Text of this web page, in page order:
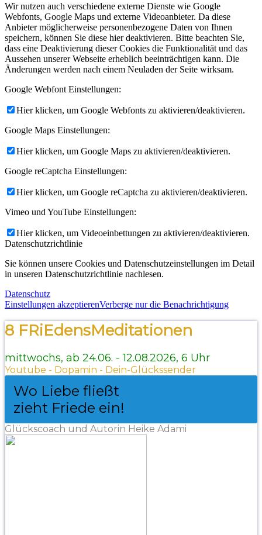
Wir nutzen auch verschiedene externe Dienste wie Google
Webfonts, Google Maps und externe Videoanbieter. Da diese
Anbieter möglicherweise personenbezogene Daten von Ihnen
speichern, können Sie diese hier deaktivieren. Bitte beachten Sie,
dass eine Deaktivierung dieser Cookies die Funktionalität und das
Aussehen unserer Webseite erheblich beeinträchtigen kann. Die
Änderungen werden nach einem Neuladen der Seite wirksam.
Google Webfont Einstellungen:
Hier klicken, um Google Webfonts zu aktivieren/deaktivieren.
Google Maps Einstellungen:
Hier klicken, um Google Maps zu aktivieren/deaktivieren.
Google reCaptcha Einstellungen:
Hier klicken, um Google reCaptcha zu aktivieren/deaktivieren.
Vimeo und YouTube Einstellungen:
Hier klicken, um Videoeinbettungen zu aktivieren/deaktivieren.
Datenschutzrichtlinie
Sie können unsere Cookies und Datenschutzeinstellungen im Detail
in unseren Datenschutzrichtlinie nachlesen.
Datenschutz
Einstellungen akzeptierenVerberge nur die Benachrichtigung
8 FRiEdensMeditationen
mittwochs, ab 24.06. - 12.08.2026, 6 Uhr
Youtube - Dopamin - Dein-Glückssender
Wo Liebe fließt
zieht Friede ein!
Glückscoach und Autorin Heike Adami